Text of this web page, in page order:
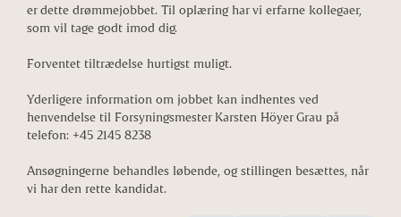
er dette drømmejobbet. Til oplæring har vi erfarne kollegaer,
som vil tage godt imod dig.
Forventet tiltrædelse hurtigst muligt.
Yderligere information om jobbet kan indhentes ved
henvendelse til Forsyningsmester Karsten Höyer Grau på
telefon: +45 2145 8238
Ansøgningerne behandles løbende, og stillingen besættes, når
vi har den rette kandidat.